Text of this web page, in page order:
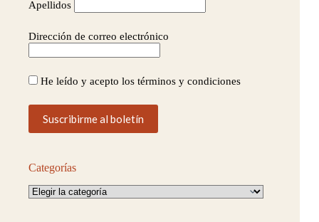
Apellidos
Dirección de correo electrónico
He leído y acepto los términos y condiciones
Categorías
Categorías